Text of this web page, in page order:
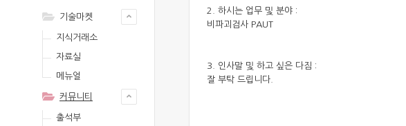
기술마켓
지식거래소
자료실
메뉴얼
커뮤니티
출석부
2. 하시는 업무 및 분야 :
비파괴검사 PAUT
3. 인사말 및 하고 싶은 다짐 :
잘 부탁 드립니다.